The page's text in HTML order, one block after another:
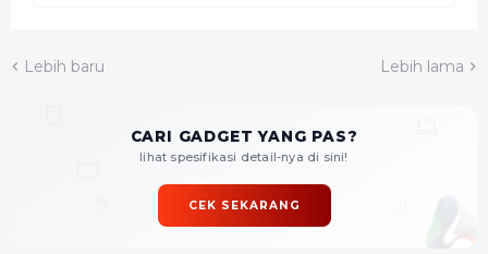
Lebih baru Lebih lama
CARI GADGET YANG PAS?
lihat spesifikasi detail-nya di sini!
CEK SEKARANG